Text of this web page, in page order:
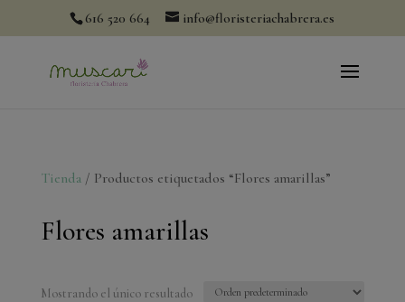
616 520 664 info@floristeriachabrera.es
Tienda/ Productos etiquetados “Flores amarillas”
Flores amarillas
Mostrando el único resultado
modal-check